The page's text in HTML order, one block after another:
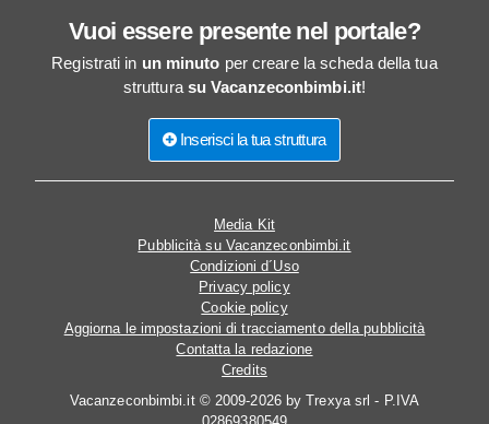
Vuoi essere presente nel portale?
Registrati in un minuto per creare la scheda della tua
struttura su Vacanzeconbimbi.it!
Inserisci la tua struttura
Media Kit
Pubblicità su Vacanzeconbimbi.it
Condizioni d´Uso
Privacy policy
Cookie policy
Aggiorna le impostazioni di tracciamento della pubblicità
Contatta la redazione
Credits
Vacanzeconbimbi.it © 2009-2026 by Trexya srl - P.IVA